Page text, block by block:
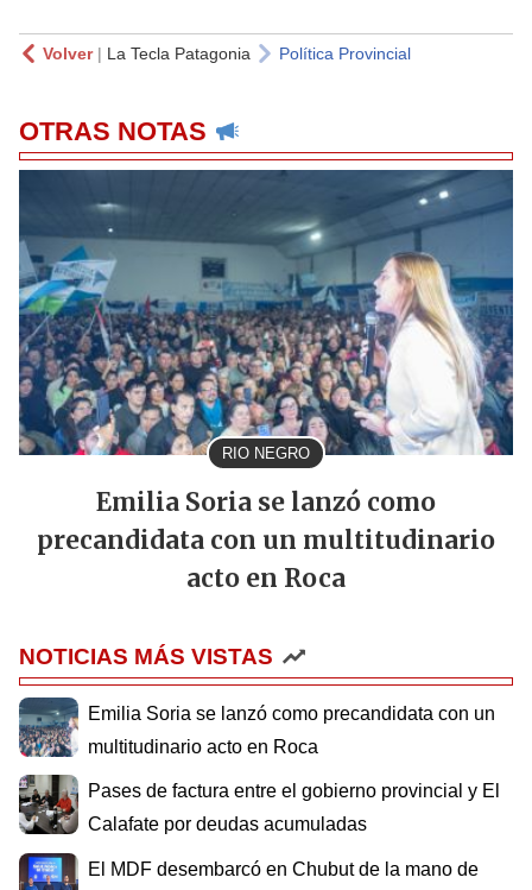
Volver| La Tecla Patagonia Política Provincial
OTRAS NOTAS
RIO NEGRO
Emilia Soria se lanzó como
precandidata con un multitudinario
acto en Roca
NOTICIAS MÁS VISTAS
Emilia Soria se lanzó como precandidata con un
multitudinario acto en Roca
Pases de factura entre el gobierno provincial y El
Calafate por deudas acumuladas
El MDF desembarcó en Chubut de la mano de